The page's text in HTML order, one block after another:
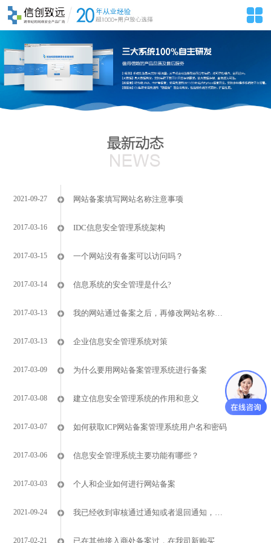
2021-09-27 网站备案填写网站名称注意事项
2017-03-16 IDC信息安全管理系统架构
2017-03-15 一个网站没有备案可以访问吗？
2017-03-14 信息系统的安全管理是什么?
2017-03-13 我的网站通过备案之后，再修改网站名称可以吗？
2017-03-13 企业信息安全管理系统对策
2017-03-09 为什么要用网站备案管理系统进行备案
2017-03-08 建立信息安全管理系统的作用和意义
2017-03-07 如何获取ICP网站备案管理系统用户名和密码
2017-03-06 信息安全管理系统主要功能有哪些？
2017-03-03 个人和企业如何进行网站备案
2021-09-24 我已经收到审核通过通知或者退回通知，备案平台状态仍显示管局审核中？
2017-02-21